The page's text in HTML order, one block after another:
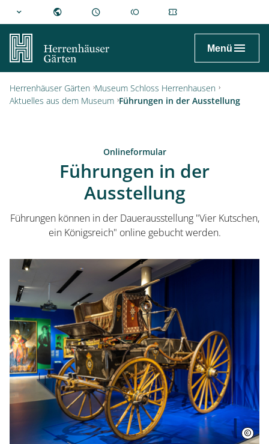
Menü
hannover.de
Herrenhausen erleben
Kleines Fest im Großen Garten
Museum Schloss Herrenhausen
Service und Aktuelles
Veranstaltungen
Herrenhäuser Gärten Museum Schloss Herrenhausen
Aktuelles aus dem Museum Führungen in der Ausstellung
Onlineformular
Führungen in der
Ausstellung
Führungen können in der Dauerausstellung "Vier Kutschen,
ein Königsreich" online gebucht werden.